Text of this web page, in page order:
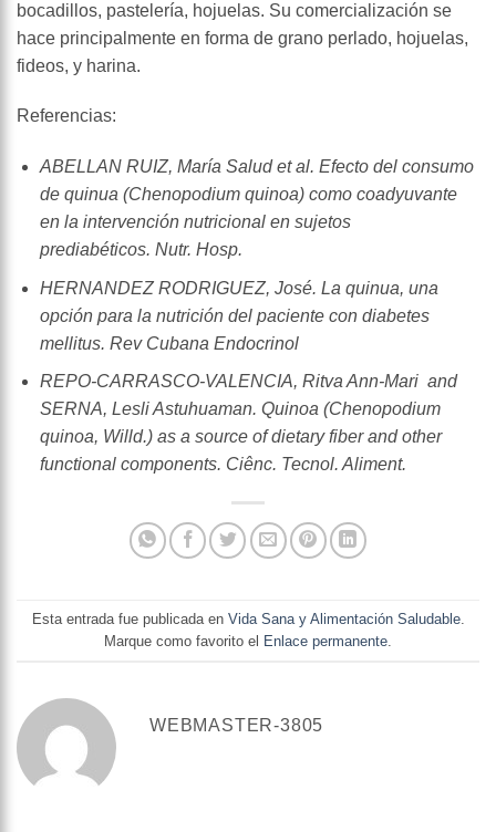
bocadillos, pastelería, hojuelas. Su comercialización se
hace principalmente en forma de grano perlado, hojuelas,
fideos, y harina.
Referencias:
ABELLAN RUIZ, María Salud et al. Efecto del consumo
de quinua (Chenopodium quinoa) como coadyuvante
en la intervención nutricional en sujetos
prediabéticos. Nutr. Hosp.
HERNANDEZ RODRIGUEZ, José. La quinua, una
opción para la nutrición del paciente con diabetes
mellitus. Rev Cubana Endocrinol
REPO-CARRASCO-VALENCIA, Ritva Ann-Mari and
SERNA, Lesli Astuhuaman. Quinoa (Chenopodium
quinoa, Willd.) as a source of dietary fiber and other
functional components. Ciênc. Tecnol. Aliment.
Esta entrada fue publicada en Vida Sana y Alimentación Saludable.
Marque como favorito el Enlace permanente
WEBMASTER-3805